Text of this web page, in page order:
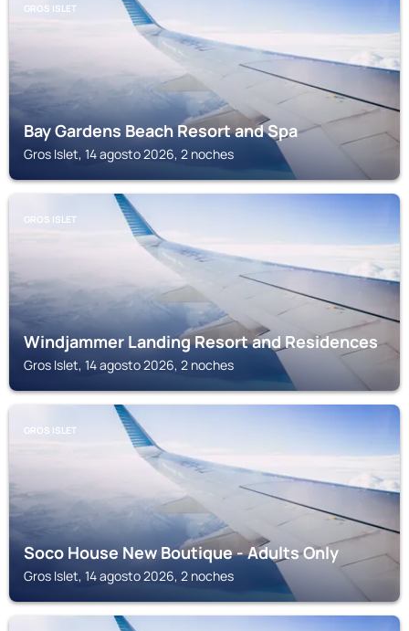
GROS ISLET
Bay Gardens Beach Resort and Spa
Gros Islet, 14 agosto 2026, 2 noches
GROS ISLET
Windjammer Landing Resort and Residences
Gros Islet, 14 agosto 2026, 2 noches
GROS ISLET
Soco House New Boutique - Adults Only
Gros Islet, 14 agosto 2026, 2 noches